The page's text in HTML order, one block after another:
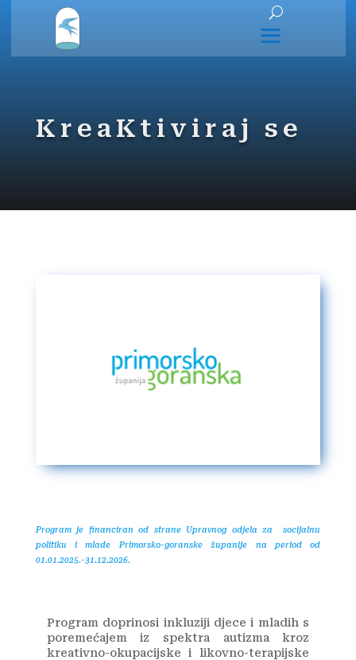
KreaKtiviraj se
Program je financiran od strane Upravnog odjela za socijalnu
politiku i mlade Primorsko-goranske županije na period od
01.01.2025.-31.12.2026.
Program doprinosi inkluziji djece i mladih s
poremećajem iz spektra autizma kroz
kreativno-okupacijske i likovno-terapijske